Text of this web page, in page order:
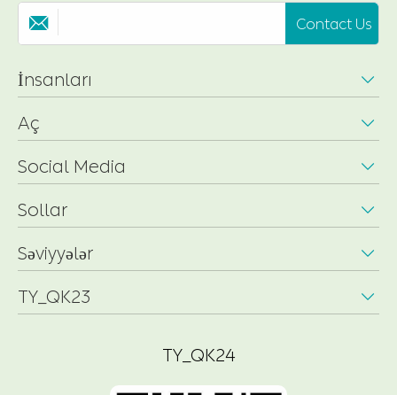
 Contact Us
İnsanları 
Aç 
Social Media 
Sollar 
Səviyyələr 
TY_QK23 
TY_QK24